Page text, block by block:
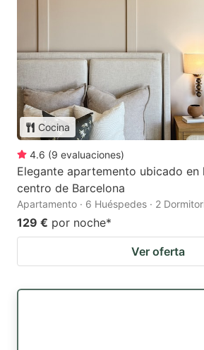
Cocina
4.6 (9 evaluaciones)
Elegante apartemento ubicado en
centro de Barcelona
Apartamento · 6 Huéspedes · 2
129 € por noche*
Ver oferta